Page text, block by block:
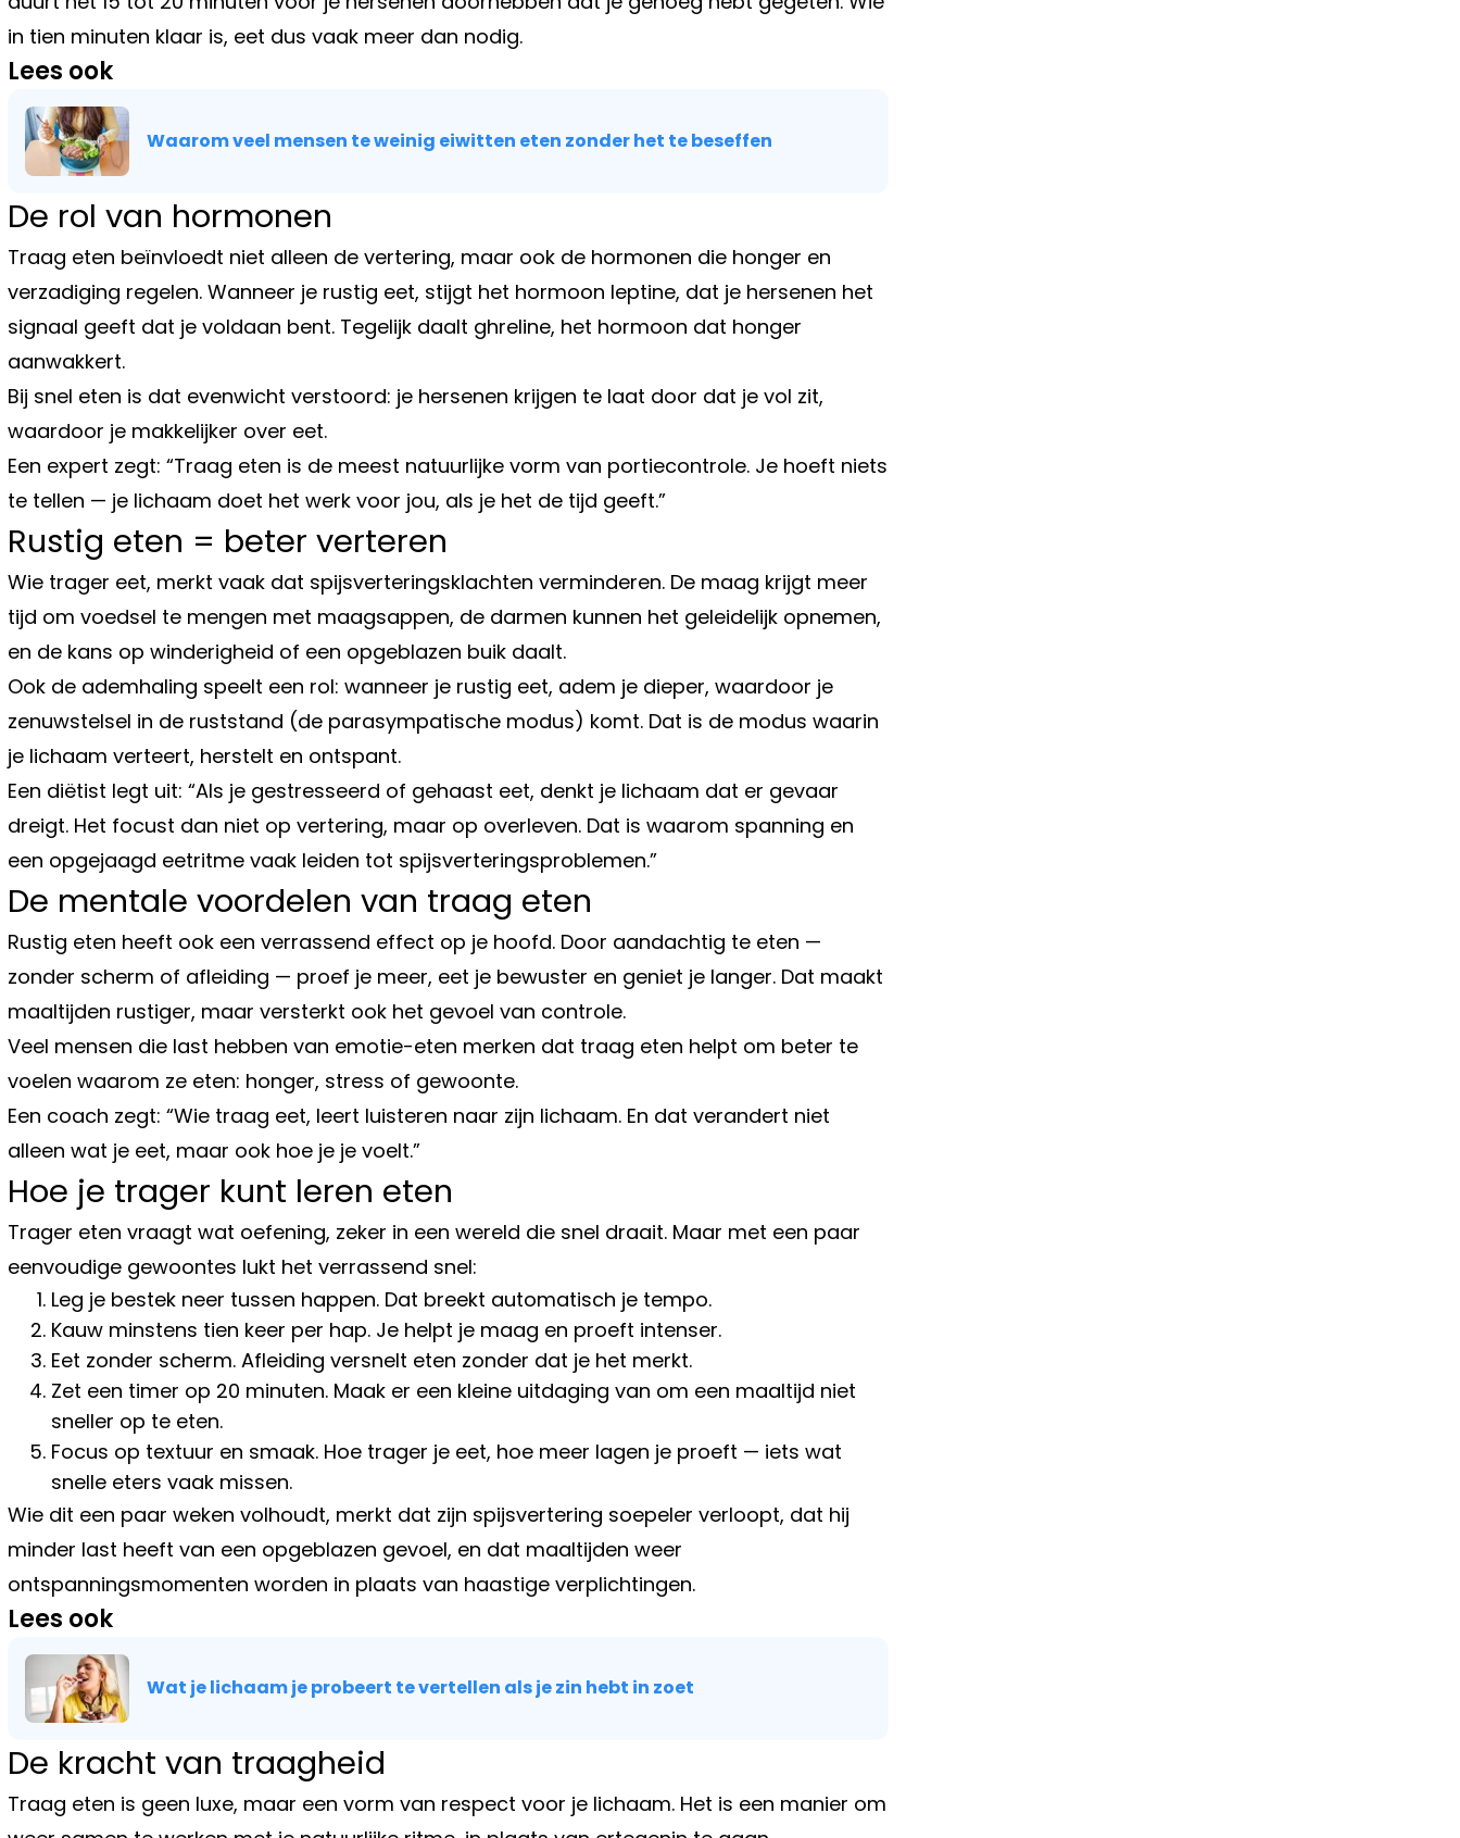
in tien minuten klaar is, eet dus vaak meer dan nodig.
Lees ook
Waarom veel mensen te weinig eiwitten eten zonder het te beseffen
De rol van hormonen
Traag eten beïnvloedt niet alleen de vertering, maar ook de hormonen die honger en
verzadiging regelen. Wanneer je rustig eet, stijgt het hormoon leptine, dat je hersenen het
signaal geeft dat je voldaan bent. Tegelijk daalt ghreline, het hormoon dat honger
aanwakkert.
Bij snel eten is dat evenwicht verstoord: je hersenen krijgen te laat door dat je vol zit,
waardoor je makkelijker over eet.
Een expert zegt: “Traag eten is de meest natuurlijke vorm van portiecontrole. Je hoeft niets
te tellen — je lichaam doet het werk voor jou, als je het de tijd geeft.”
Rustig eten = beter verteren
Wie trager eet, merkt vaak dat spijsverteringsklachten verminderen. De maag krijgt meer
tijd om voedsel te mengen met maagsappen, de darmen kunnen het geleidelijk opnemen,
en de kans op winderigheid of een opgeblazen buik daalt.
Ook de ademhaling speelt een rol: wanneer je rustig eet, adem je dieper, waardoor je
zenuwstelsel in de ruststand (de parasympatische modus) komt. Dat is de modus waarin
je lichaam verteert, herstelt en ontspant.
Een diëtist legt uit: “Als je gestresseerd of gehaast eet, denkt je lichaam dat er gevaar
dreigt. Het focust dan niet op vertering, maar op overleven. Dat is waarom spanning en
een opgejaagd eetritme vaak leiden tot spijsverteringsproblemen.”
De mentale voordelen van traag eten
Rustig eten heeft ook een verrassend effect op je hoofd. Door aandachtig te eten —
zonder scherm of afleiding — proef je meer, eet je bewuster en geniet je langer. Dat maakt
maaltijden rustiger, maar versterkt ook het gevoel van controle.
Veel mensen die last hebben van emotie-eten merken dat traag eten helpt om beter te
voelen waarom ze eten: honger, stress of gewoonte.
Een coach zegt: “Wie traag eet, leert luisteren naar zijn lichaam. En dat verandert niet
alleen wat je eet, maar ook hoe je je voelt.”
Hoe je trager kunt leren eten
Trager eten vraagt wat oefening, zeker in een wereld die snel draait. Maar met een paar
eenvoudige gewoontes lukt het verrassend snel:
Leg je bestek neer tussen happen. Dat breekt automatisch je tempo.
Kauw minstens tien keer per hap. Je helpt je maag en proeft intenser.
Eet zonder scherm. Afleiding versnelt eten zonder dat je het merkt.
Zet een timer op 20 minuten. Maak er een kleine uitdaging van om een maaltijd niet
sneller op te eten.
Focus op textuur en smaak. Hoe trager je eet, hoe meer lagen je proeft — iets wat
snelle eters vaak missen.
Wie dit een paar weken volhoudt, merkt dat zijn spijsvertering soepeler verloopt, dat hij
minder last heeft van een opgeblazen gevoel, en dat maaltijden weer
ontspanningsmomenten worden in plaats van haastige verplichtingen.
Lees ook
Wat je lichaam je probeert te vertellen als je zin hebt in zoet
De kracht van traagheid
Traag eten is geen luxe, maar een vorm van respect voor je lichaam. Het is een manier om